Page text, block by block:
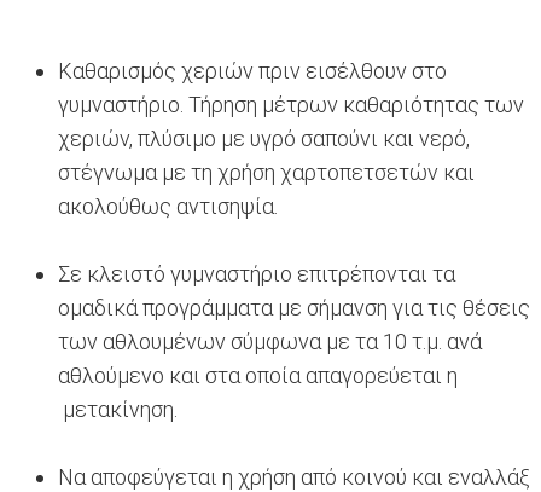
Καθαρισμός χεριών πριν εισέλθουν στο
γυμναστήριο. Τήρηση μέτρων καθαριότητας των
χεριών, πλύσιμο με υγρό σαπούνι και νερό,
στέγνωμα με τη χρήση χαρτοπετσετών και
ακολούθως αντισηψία.
Σε κλειστό γυμναστήριο επιτρέπονται τα
ομαδικά προγράμματα με σήμανση για τις θέσεις
των αθλουμένων σύμφωνα με τα 10 τ.μ. ανά
αθλούμενο και στα οποία απαγορεύεται η
μετακίνηση.
Να αποφεύγεται η χρήση από κοινού και εναλλάξ